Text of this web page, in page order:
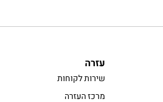
עזרה
שירות לקוחות
מרכז העזרה